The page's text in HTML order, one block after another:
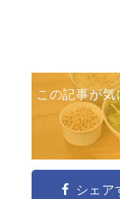
この記事が
シェア